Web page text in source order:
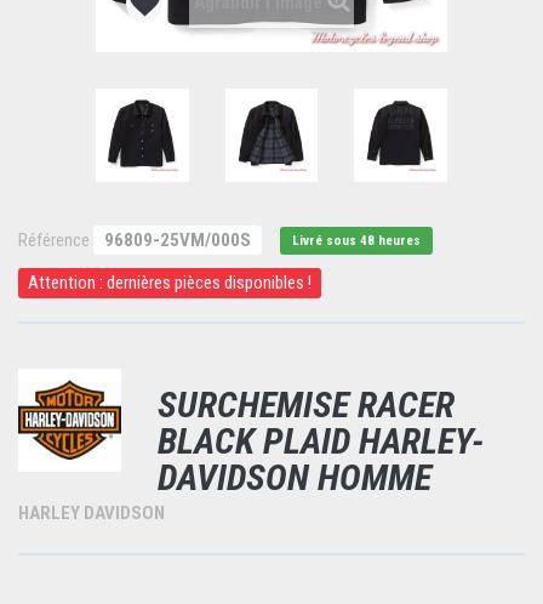
Référence 96809-25VM/000S Livré sous 48 heures
Attention : dernières pièces disponibles !
SURCHEMISE RACER
BLACK PLAID HARLEY-
DAVIDSON HOMME
HARLEY DAVIDSON